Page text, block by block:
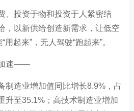
投资于物和投资于人紧密结
，以新供给创造新需求，让低空
用起来”，无人驾驶“跑起来”。
速——
造业增加值同比增长8.9%，占
升至35.1%；高技术制造业增加